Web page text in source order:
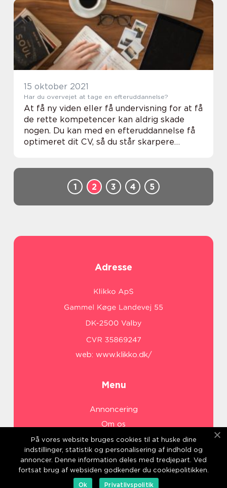
brutal ka...
15 oktober 2021
Har du overvejet at tage en efteruddannelse?
At få ny viden eller få undervisning for at få
de rette kompetencer kan aldrig skade
nogen. Du kan med en efteruddannelse få
optimeret dit CV, så du står skarpere
1
2 3 4 5
Adresse
web: www.klikko.dk/
Menu
Annoncering
Om os
Cookies
Kontakt os
Sitemap
På vores website bruges cookies til at huske dine
indstillinger, statistik og personalisering af indhold og
annoncer. Denne information deles med tredjepart. Ved
fortsat brug af websiden godkender du cookiepolitikken.
Ok
Privatlivspolitik